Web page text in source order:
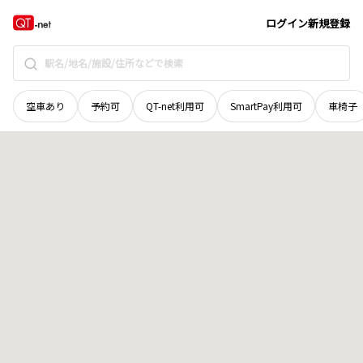
ログイン新規登録
空車あり 予約可 QT-net利用可 SmartPay利用可 車椅子
奈良県